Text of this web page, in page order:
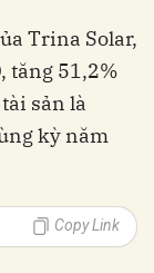
Trina Solar,
tăng 51,2%
sản là
kỳ năm
Copy Link